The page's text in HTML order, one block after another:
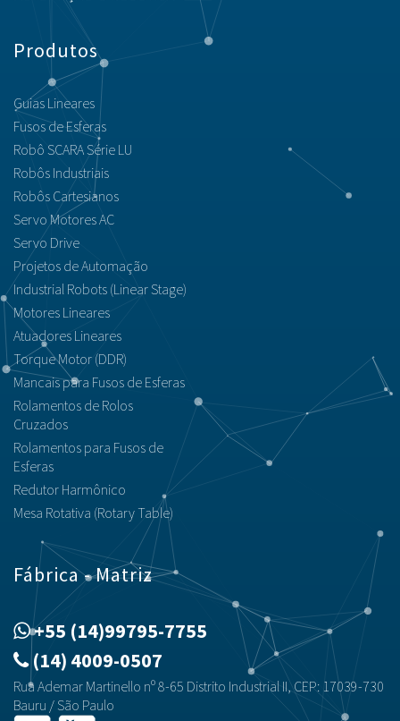
Produtos
Guias Lineares
Fusos de Esferas
Robô SCARA Série LU
Robôs Industriais
Robôs Cartesianos
Servo Motores AC
Servo Drive
Projetos de Automação
Industrial Robots (Linear Stage)
Motores Lineares
Atuadores Lineares
Torque Motor (DDR)
Mancais para Fusos de Esferas
Rolamentos de Rolos
Cruzados
Rolamentos para Fusos de
Esferas
Redutor Harmônico
Mesa Rotativa (Rotary Table)
Fábrica - Matriz
+55 (14)99795-7755
(14) 4009-0507
Rua Ademar Martinello nº 8-65 Distrito Industrial II, CEP: 17039-730
Bauru / São Paulo